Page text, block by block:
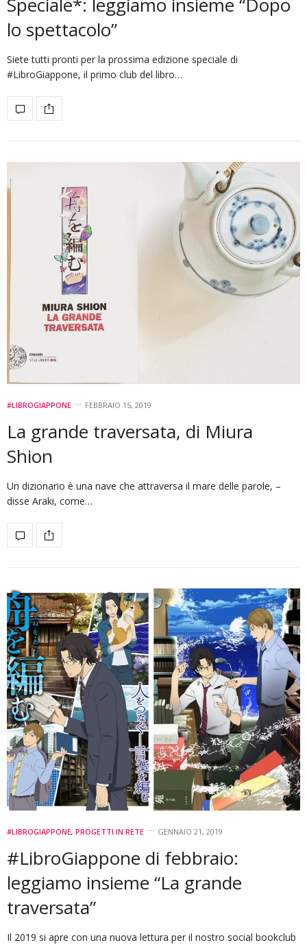
Speciale*: leggiamo insieme “Dopo
lo spettacolo”
Siete tutti pronti per la prossima edizione speciale di
#LibroGiappone, il primo club del libro…
#LIBROGIAPPONE FEBBRAIO 15, 2019
La grande traversata, di Miura
Shion
Un dizionario è una nave che attraversa il mare delle parole, –
disse Araki, come…
#LIBROGIAPPONE, PROGETTI IN RETE GENNAIO 21, 2019
#LibroGiappone di febbraio:
leggiamo insieme “La grande
traversata”
Il 2019 si apre con una nuova lettura per il nostro social bookclub